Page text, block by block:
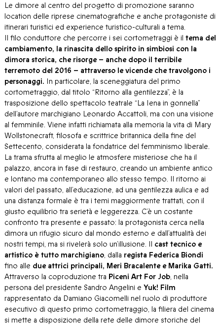
Le dimore al centro del progetto di promozione saranno
location delle riprese cinematografiche e anche protagoniste di
itinerari turistici ed experience turistico-culturali a tema.
Il filo conduttore che percorre i sei cortometraggi è il tema del
cambiamento, la rinascita dello spirito in simbiosi con la
dimora storica, che risorge – anche dopo il terribile
terremoto del 2016 – attraverso le vicende che travolgono i
personaggi. In particolare, la sceneggiatura del primo
cortometraggio, dal titolo “Ritorno alla gentilezza”, è la
trasposizione dello spettacolo teatrale “La Iena in gonnella”
dell’autore marchigiano Leonardo Accattoli, ma con una visione
al femminile. Viene infatti richiamata alla memoria la vita di Mary
Wollstonecraft, filosofa e scrittrice britannica della fine del
Settecento, considerata la fondatrice del femminismo liberale.
La trama sfrutta al meglio le atmosfere misteriose che ha il
palazzo, ancora in fase di restauro, creando un ambiente antico
e lontano ma contemporaneo allo stesso tempo. Il ritorno ai
valori del passato, all’educazione, ad una gentilezza aulica e ad
una distanza formale è tra i temi maggiormente trattati, con il
giusto equilibrio tra serietà e leggerezza. C’è un costante
confronto tra presente e passato: la protagonista cerca nella
dimora un rifugio sicuro dal mondo esterno e dall’attualità dei
nostri tempi, ma si rivelerà solo un’illusione. Il cast tecnico e
artistico è tutto marchigiano, dalla regista Federica Biondi
fino alle due attrici principali, Meri Bracalente e Marika Gatti.
Attraverso la coproduzione tra Piceni Art For Job, nella
persona del presidente Sandro Angelini e Yuk! Film
rappresentato da Damiano Giacomelli nel ruolo di produttore
esecutivo di questo primo cortometraggio, la filiera del cinema
si mette a disposizione della rete delle dimore storiche del